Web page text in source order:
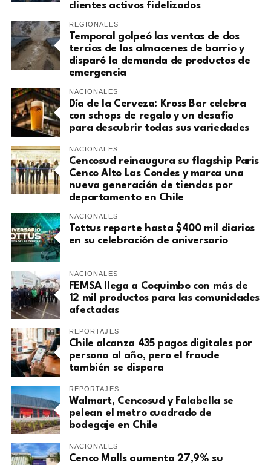
clientes activos fidelizados
REGIONALES
Temporal golpeó las ventas de dos
tercios de los almacenes de barrio y
disparó la demanda de productos de
emergencia
NACIONALES
Día de la Cerveza: Kross Bar celebra
con schops de regalo y un desafío
para descubrir todas sus variedades
NACIONALES
Cencosud reinaugura su flagship Paris
Cenco Alto Las Condes y marca una
nueva generación de tiendas por
departamento en Chile
NACIONALES
Tottus reparte hasta $400 mil diarios
en su celebración de aniversario
NACIONALES
FEMSA llega a Coquimbo con más de
12 mil productos para las comunidades
afectadas
REPORTAJES
Chile alcanza 435 pagos digitales por
persona al año, pero el fraude
también se dispara
REPORTAJES
Walmart, Cencosud y Falabella se
pelean el metro cuadrado de
bodegaje en Chile
NACIONALES
Cenco Malls aumenta 27,9% su